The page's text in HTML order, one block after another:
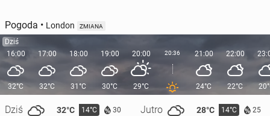
Pogoda • London ZMIANA
Dziś
16:00
32°C
Dziś 32°C 14°C 30 Jutro 28°C 14°C 25
17:00
32°C
18:00
31°C
19:00
30°C
20:00
29°C
20:36 21:00
24°C
22:00
22°C